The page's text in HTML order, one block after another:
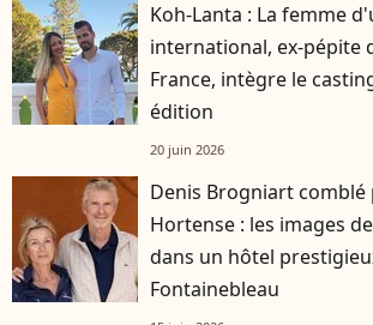
Koh-Lanta : La femme
international, ex-pépite
France, intègre le
édition
20 juin 2026
Denis Brogniart comblé
Hortense : les images
dans un hôtel
Fontainebleau